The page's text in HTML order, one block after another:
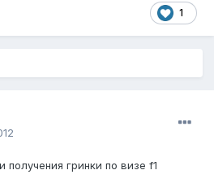
1
получения гринки по визе f1